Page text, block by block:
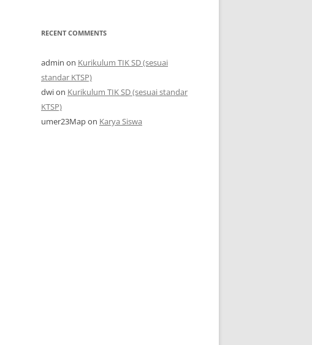
RECENT COMMENTS
admin on Kurikulum TIK SD (sesuai
standar KTSP)
dwion Kurikulum TIK SD (sesuai standar
KTSP)
umer23Mapon Karya Siswa